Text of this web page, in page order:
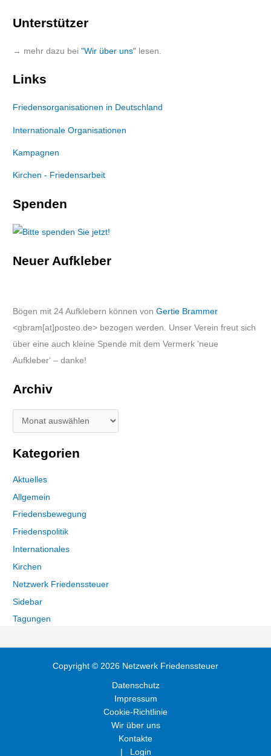
Unterstützer
→ mehr dazu bei"Wir über uns" lesen.
Links
Friedensorganisationen in Deutschland
Internationale Organisationen
Kampagnen
Kirchen - Friedensarbeit
Spenden
Neuer Aufkleber
Bögen mit 24 Aufklebern können vonGertie Brammer
<gbram[at]posteo.de> bezogen werden. Unser Verein freut sich
über eine auch kleine Spende mit dem Vermerk ’neue
Aufkleber‘ – danke!
Archiv
Kategorien
Aktuelles
Allgemein
Friedensbewegung
Friedenspolitik
Internationales
Kirchen
Netzwerk Friedenssteuer
Sidebar
Tagungen
Copyright © 2026 Netzwerk Friedenssteuer
Datenschutz
Impressum
Cookie-Richtlinie
Wir über uns
Kontakte
| Login